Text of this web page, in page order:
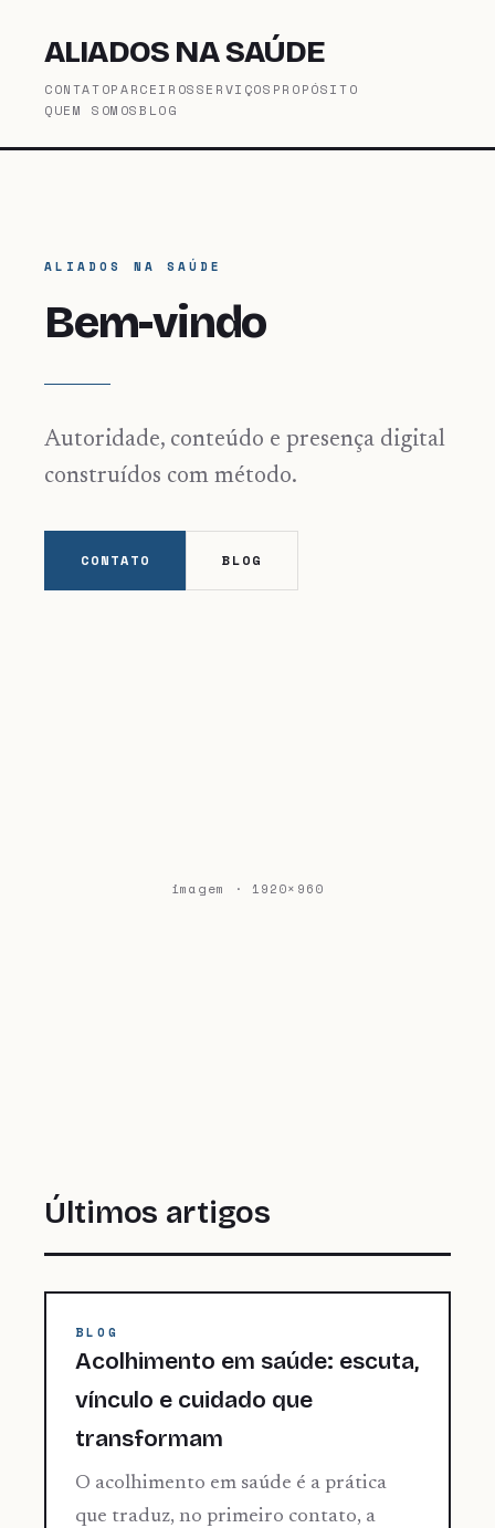
ALIADOS NA SAÚDE
CONTATOPARCEIROSSERVIÇOS PROPÓSITO
QUEM SOMOSBLOG
ALIADOS NA SAÚDE
Bem-vindo
Autoridade, conteúdo e presença digital
construídos com método.
CONTATO BLOG
imagem · 1920×960
Últimos artigos
BLOG
Acolhimento em saúde: escuta,
vínculo e cuidado que
transformam
O acolhimento em saúde é a prática
que traduz, no primeiro contato, a